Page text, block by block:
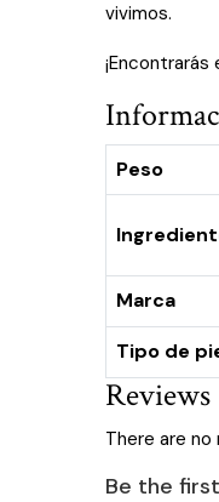
vivimos.
Peso
Marca
Tipo de
Reviews
There are no
Be the